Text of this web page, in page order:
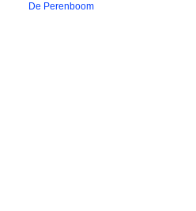
De Perenboom